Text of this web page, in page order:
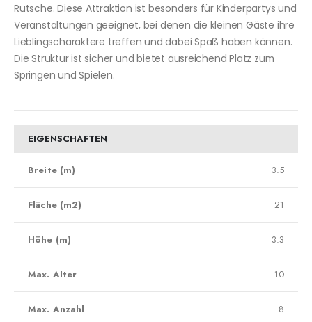
Rutsche. Diese Attraktion ist besonders für Kinderpartys und
Veranstaltungen geeignet, bei denen die kleinen Gäste ihre
Lieblingscharaktere treffen und dabei Spaß haben können.
Die Struktur ist sicher und bietet ausreichend Platz zum
Springen und Spielen.
EIGENSCHAFTEN
Breite (m) 3.5
Fläche (m2) 21
Höhe (m) 3.3
Max. Alter 10
Max. Anzahl 8